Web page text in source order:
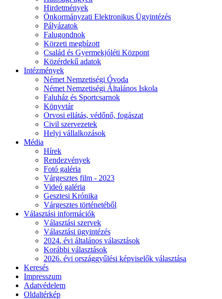
Hirdetmények
Önkormányzati Elektronikus Ügyintézés
Pályázatok
Falugondnok
Körzeti megbízott
Család és Gyermekjóléti Központ
Közérdekű adatok
Intézmények
Német Nemzetiségi Óvoda
Német Nemzetiségi Általános Iskola
Faluház és Sportcsarnok
Könyvtár
Orvosi ellátás, védőnő, fogászat
Civil szervezetek
Helyi vállalkozások
Média
Hírek
Rendezvények
Fotó galéria
Várgesztes film - 2023
Videó galéria
Gesztesi Krónika
Várgesztes történetéből
Választási információk
Választási szervek
Választási ügyintézés
2024. évi általános választások
Korábbi választások
2026. évi országgyűlési képviselők választása
Keresés
Impresszum
Adatvédelem
Oldaltérkép